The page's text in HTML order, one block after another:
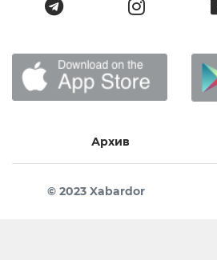
Архив
© 2023 Xabardor